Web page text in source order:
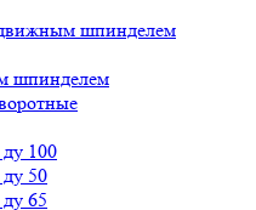
шпинделем
шпинделем
100
50
65